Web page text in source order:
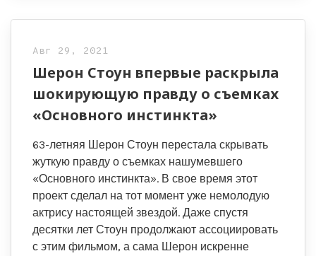
Авг 29, 2021
Шерон Стоун впервые раскрыла
шокирующую правду о съемках
«Основного инстинкта»
63-летняя Шерон Стоун перестала скрывать
жуткую правду о съемках нашумевшего
«Основного инстинкта». В свое время этот
проект сделал на тот момент уже немолодую
актрису настоящей звездой. Даже спустя
десятки лет Стоун продолжают ассоциировать
с этим фильмом, а сама Шерон искренне